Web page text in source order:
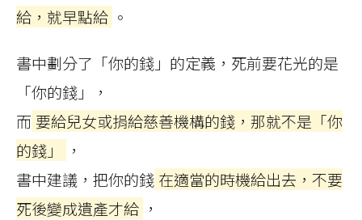
給，就早點給 。
書中劃分了「你的錢」的定義，死前要花光的是
「你的錢」，
而 要給兒女或捐給慈善機構的錢，那就不是「你
的錢」
，
書中建議，把你的錢 在適當的時機給出去，不要
死後變成遺產才給 ，